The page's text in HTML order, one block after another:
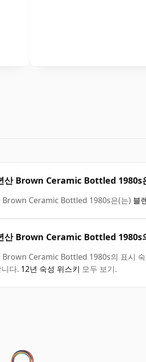
Brown Ceramic Bottled 1980s
Ceramic Bottled 1980s은(는) 블
산 Brown Ceramic Bottled 1980s
Ceramic Bottled 1980s의 표시
다. 12년 숙성 위스키 모두 보기.